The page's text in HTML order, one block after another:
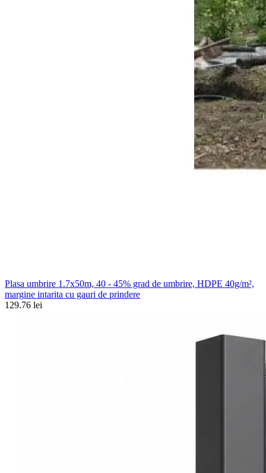
Plasa umbrire 1.7x50m, 40 - 45% grad de umbrire, HDPE 40g/m²,
margine intarita cu gauri de prindere
129.76 lei